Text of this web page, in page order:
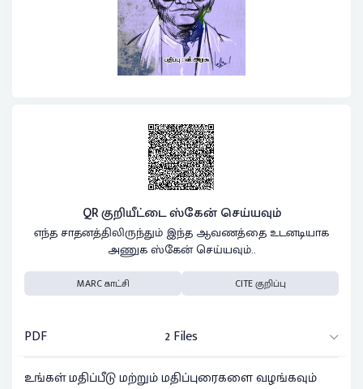
QR குறியீட்டை ஸ்கேன் செய்யவும்
எந்த சாதனத்திலிருந்தும் இந்த ஆவணத்தை உடனடியாக
அணுக ஸ்கேன் செய்யவும்..
MARC காட்சி CITE குறிப்பு
PDF
2 Files
உங்கள் மதிப்பீடு மற்றும் மதிப்புரைகளை வழங்கவும்